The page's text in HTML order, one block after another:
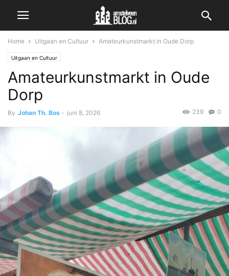
Home Uitgaan en Cultuur Amateurkunstmarkt in Oude Dorp
Uitgaan en Cultuur
Amateurkunstmarkt in Oude
Dorp
By Johan Th. Bos - juni 8, 2026 0
239